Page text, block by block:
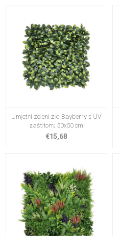
Umjetni zeleni zid Bayberry s UV
zaštitom; 50x50 cm
€15,68